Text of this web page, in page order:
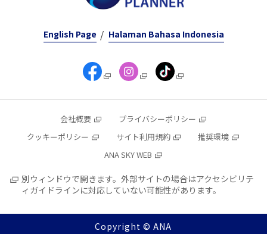
English Page Halaman Bahasa Indonesia
会社概要
プライバシーポリシー
クッキーポリシー
サイト利用規約
推奨環境
ANA SKY WEB
別ウィンドウで開きます。外部サイトの場合はアクセシビリテ
ィガイドラインに対応していない可能性があります。
Copyright © ANA